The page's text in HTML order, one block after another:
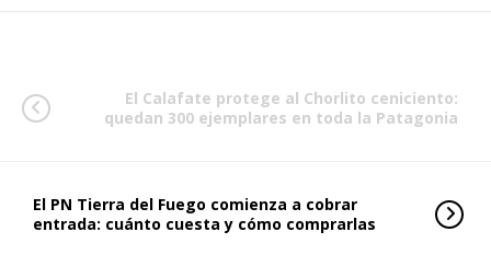
El Calafate protege al Chorlito ceniciento:
quedan 300 ejemplares en toda la Patagonia
El PN Tierra del Fuego comienza a cobrar
entrada: cuánto cuesta y cómo comprarlas